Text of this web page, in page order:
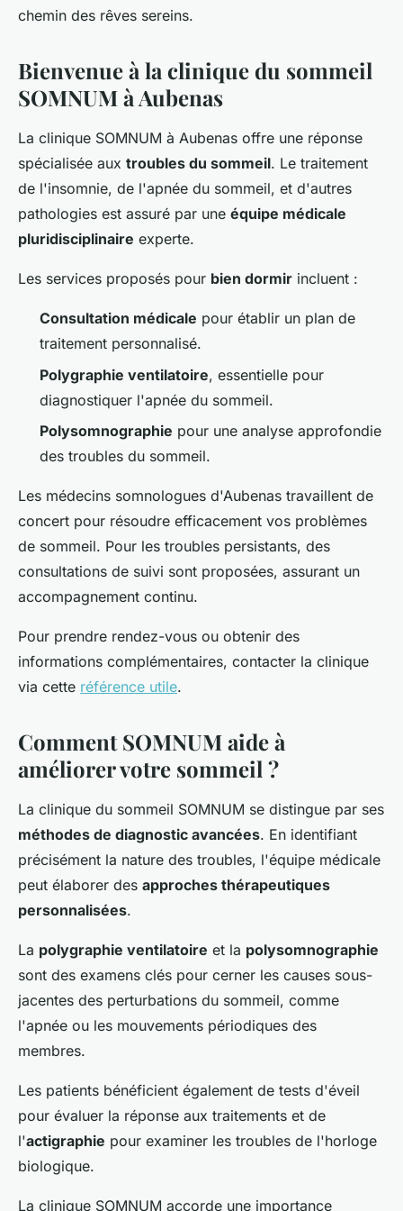
chemin des rêves sereins.
Bienvenue à la clinique du sommeil
SOMNUM à Aubenas
La clinique SOMNUM à Aubenas offre une réponse
spécialisée aux troubles du sommeil. Le traitement
de l'insomnie, de l'apnée du sommeil, et d'autres
pathologies est assuré par une équipe médicale
pluridisciplinaire experte.
Les services proposés pour bien dormir incluent :
Consultation médicale pour établir un plan de
traitement personnalisé.
Polygraphie ventilatoire, essentielle pour
diagnostiquer l'apnée du sommeil.
Polysomnographie pour une analyse approfondie
des troubles du sommeil.
Les médecins somnologues d'Aubenas travaillent de
concert pour résoudre efficacement vos problèmes
de sommeil. Pour les troubles persistants, des
consultations de suivi sont proposées, assurant un
accompagnement continu.
Pour prendre rendez-vous ou obtenir des
informations complémentaires, contacter la clinique
via cette référence utile.
Comment SOMNUM aide à
améliorer votre sommeil ?
La clinique du sommeil SOMNUM se distingue par ses
méthodes de diagnostic avancées. En identifiant
précisément la nature des troubles, l'équipe médicale
peut élaborer des approches thérapeutiques
personnalisées.
La polygraphie ventilatoire et la polysomnographie
sont des examens clés pour cerner les causes sous-
jacentes des perturbations du sommeil, comme
l'apnée ou les mouvements périodiques des
membres.
Les patients bénéficient également de tests d'éveil
pour évaluer la réponse aux traitements et de
l'actigraphie pour examiner les troubles de l'horloge
biologique.
La clinique SOMNUM accorde une importance